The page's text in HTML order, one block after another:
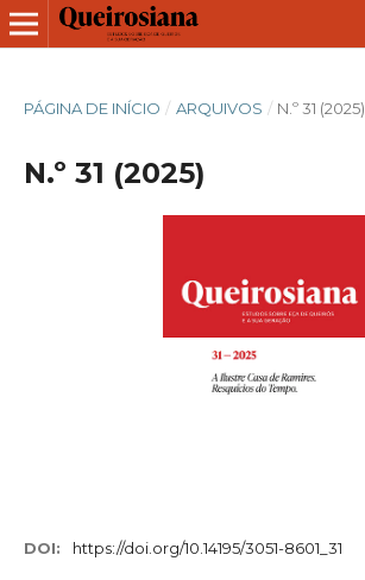
PÁGINA DE INÍCIO / ARQUIVOS / N.º 31 (2025)
N.º 31 (2025)
DOI: https://doi.org/10.14195/3051-8601_31